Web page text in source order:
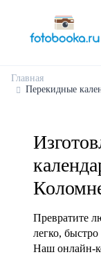
Главная
Перекидные
Превратите
легко,
Наш онлайн-